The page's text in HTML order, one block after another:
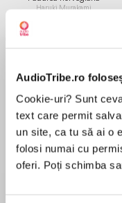
AudioTribe.ro
Cookie-uri? Sunt
text care permit
un site, ca tu să ai o
folosi numai cu
oferi. Poți schimba
Haruki Murakami
Elita de Argint (Elita
de...
Dani Francis